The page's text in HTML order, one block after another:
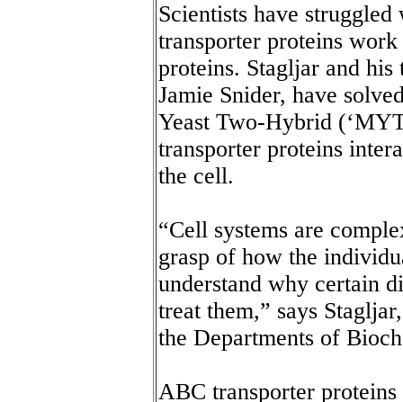
Scientists have
transporter proteins
proteins. Stagljar and
Jamie Snider, have
Yeast Two-Hybrid
transporter proteins
the cell.
“Cell systems are
grasp of how the
understand why certain
treat them,” says
the Departments of
ABC transporter